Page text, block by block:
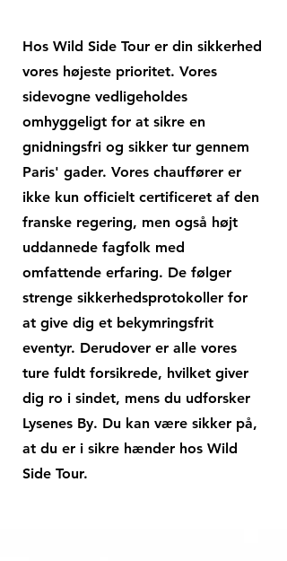
Hos Wild Side Tour er din sikkerhed
vores højeste prioritet. Vores
sidevogne vedligeholdes
omhyggeligt for at sikre en
gnidningsfri og sikker tur gennem
Paris' gader. Vores chauffører er
ikke kun officielt certificeret af den
franske regering, men også højt
uddannede fagfolk med
omfattende erfaring. De følger
strenge sikkerhedsprotokoller for
at give dig et bekymringsfrit
eventyr. Derudover er alle vores
ture fuldt forsikrede, hvilket giver
dig ro i sindet, mens du udforsker
Lysenes By. Du kan være sikker på,
at du er i sikre hænder hos Wild
Side Tour.